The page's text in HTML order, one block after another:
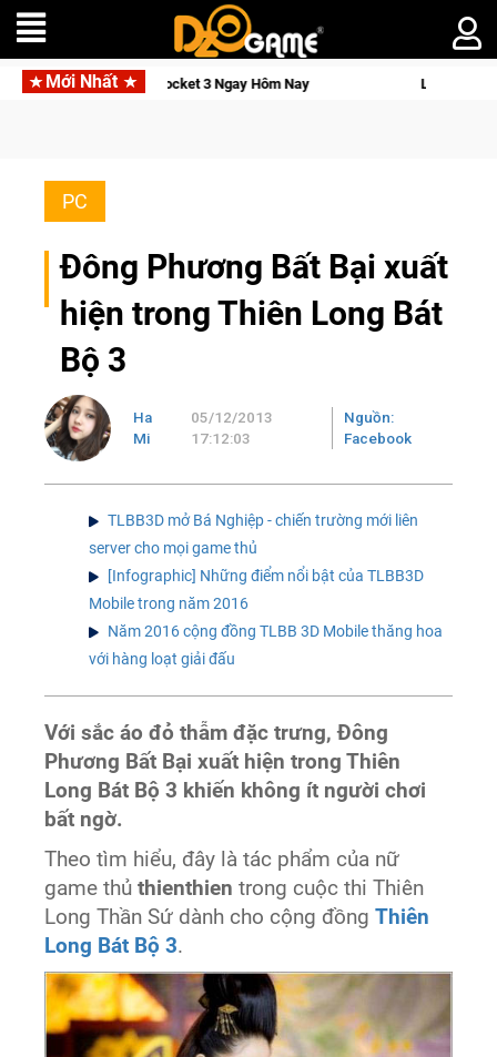
Mới Nhất
3 Ngay Hôm Nay Lineage W – Quyền lực và tài phú
PC
Đông Phương Bất Bại xuất
hiện trong Thiên Long Bát
Bộ 3
Ha
Mi
05/12/2013
17:12:03
Nguồn:
Facebook
TLBB3D mở Bá Nghiệp - chiến trường mới liên
server cho mọi game thủ
[Infographic] Những điểm nổi bật của TLBB3D
Mobile trong năm 2016
Năm 2016 cộng đồng TLBB 3D Mobile thăng hoa
với hàng loạt giải đấu
Với sắc áo đỏ thẫm đặc trưng, Đông
Phương Bất Bại xuất hiện trong Thiên
Long Bát Bộ 3 khiến không ít người chơi
bất ngờ.
Theo tìm hiểu, đây là tác phẩm của nữ
game thủthienthien trong cuộc thi Thiên
Long Thần Sứ dành cho cộng đồngThiên
Long Bát Bộ 3.